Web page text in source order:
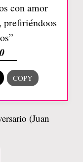
con amor
prefiriéndoos